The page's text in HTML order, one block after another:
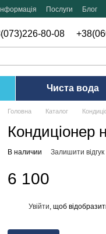
Послуги Блог
80-08
Чиста вода
Головна Каталог
Кондиціонер
В наличии Залишити відгук
6 100
Увійти , щоб